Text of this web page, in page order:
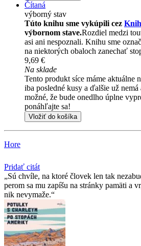
Čítaná
výborný stav
Túto knihu sme vykúpili cez
výbornom stave.Rozdiel medzi
asi ani nespoznali. Knihu sme
na niektorých obaloch zanechať
9,69 €
Na sklade
Tento produkt síce máme aktuálne
iba posledné kusy a ďalšie už
možné, že bude onedlho úplne
ponáhľajte sa!
Vložiť do košíka
Hore
Pridať citát
Sú chvíle, na ktoré človek len tak
perom sa mu zapíšu na stránky pamäti a
nik nevymaže.